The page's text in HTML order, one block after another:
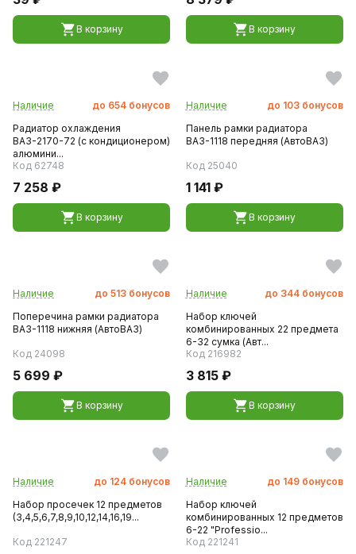
В корзину В корзину
Наличие до 654 бонусов
Радиатор охлаждения
ВАЗ-2170-72 (с кондиционером)
алюмини...
Код 62748
7 258 ₽
В корзину
Наличие до 103 бонусов
Панель рамки радиатора
ВАЗ-1118 передняя (АвтоВАЗ)
Код 25040
1 141 ₽
В корзину
Наличие до 513 бонусов
Поперечина рамки радиатора
ВАЗ-1118 нижняя (АвтоВАЗ)
Код 24098
5 699 ₽
В корзину
Наличие до 344 бонусов
Набор ключей
комбинированных 22 предмета
6-32 сумка (Авт...
Код 216982
3 815 ₽
В корзину
Наличие до 124 бонусов
Набор просечек 12 предметов
(3,4,5,6,7,8,9,10,12,14,16,19...
Код 221247
Наличие до 149 бонусов
Набор ключей
комбинированных 12 предметов
6-22 "Professio...
Код 221241